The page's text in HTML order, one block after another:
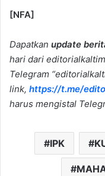
[NFA]
Dapatkan update
hari dari
Telegram
link, https://t.me/
harus mengistal
IPK